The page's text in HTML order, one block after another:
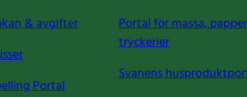
& avgifter
Portal
Portal för massa,
tryckerier
Svanens